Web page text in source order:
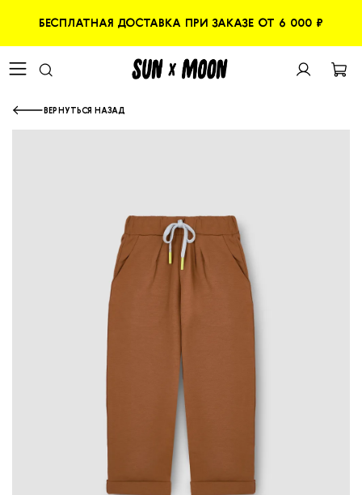
БЕСПЛАТНАЯ ДОСТАВКА ПРИ ЗАКАЗЕ ОТ 6 000 ₽
ВЕРНУТЬСЯ НАЗАД